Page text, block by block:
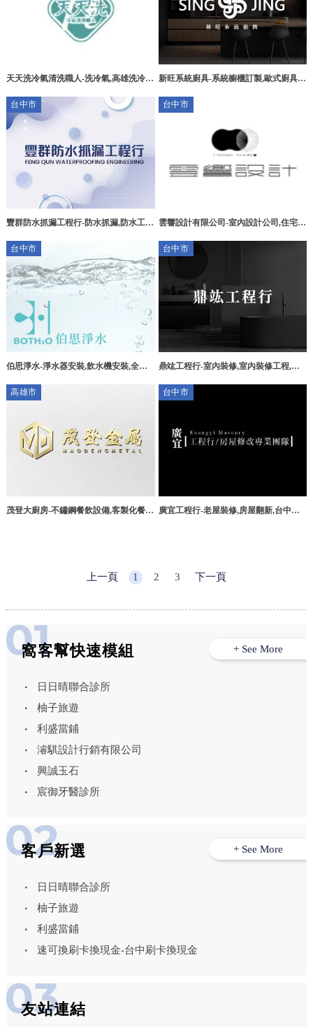
天天洗冷氣清洗職人-洗冷氣,高雄洗冷
新旺系統廚具-系統櫥櫃訂製,歐式廚具,
台中市
豐群防水抓漏工程行-防水抓漏,防水工
台中市
雲響設計有限公司-室內設計公司,住宅設
推薦,中區 室內設計公司
台中市
伯思淨水-淨水器安裝,飲水機安裝,全戶
安裝,
台中市
鼎竑工程行-室內裝修,室內裝修工程,泥
高雄市
茂登大廚房-不鏽鋼餐飲設備,客製化餐飲
台中市
廣宜工程行-老屋裝修,房屋翻新,台中房
上一頁 1 2 3 下一頁
窩客幫快速模組
日日晴聯合診所
柚子旅遊
利盛當鋪
濬騏設計行銷有限公司
興誠玉石
宸御牙醫診所
+ See More
客戶新選
日日晴聯合診所
柚子旅遊
利盛當鋪
速可換刷卡換現金-台中刷卡換現金
+ See More
友站連結